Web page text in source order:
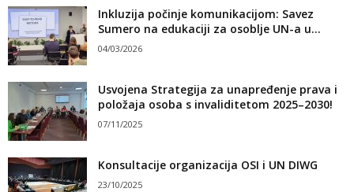
Inkluzija počinje komunikacijom: Savez
Sumero na edukaciji za osoblje UN-a u...
04/03/2026
Usvojena Strategija za unapređenje prava i
položaja osoba s invaliditetom 2025–2030!
07/11/2025
Konsultacije organizacija OSI i UN DIWG
23/10/2025